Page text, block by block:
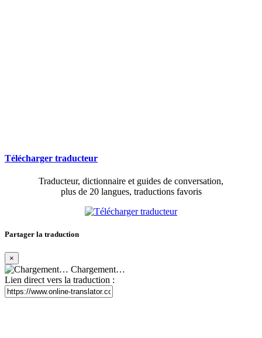
Télécharger traducteur
Traducteur, dictionnaire et guides de conversation,
plus de 20 langues, traductions favoris
Partager la traduction
×
Chargement…
Lien direct vers la traduction :